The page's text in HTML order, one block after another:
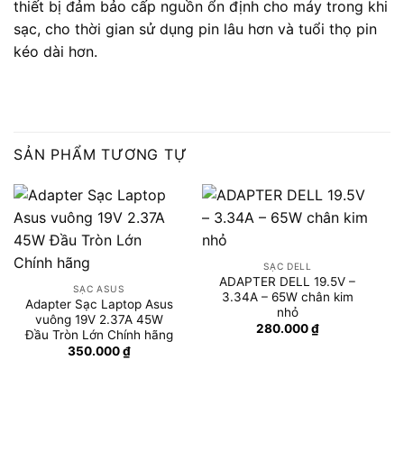
thiết bị đảm bảo cấp nguồn ổn định cho máy trong khi
sạc, cho thời gian sử dụng pin lâu hơn và tuổi thọ pin
kéo dài hơn.
SẢN PHẨM TƯƠNG TỰ
SẠC ASUS
Adapter Sạc Laptop Asus
vuông 19V 2.37A 45W
Đầu Tròn Lớn Chính hãng
350.000₫
SẠC DELL
ADAPTER DELL 19.5V –
3.34A – 65W chân kim
nhỏ
280.000₫